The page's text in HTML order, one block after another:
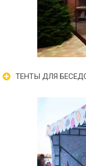
ТЕНТЫ ДЛЯ